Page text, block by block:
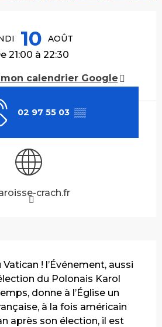
10 AOÛT
21:00 à 22:30
calendrier Google
02 97 55 03 ▒▒
crach.fr
! l’Événement, aussi
du Polonais Karol
donne à l’Église un
à la fois américain
après son élection, il est